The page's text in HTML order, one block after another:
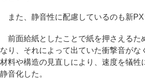
また、静音性に配慮しているのも新PX
前面給紙としたことで紙を押さえるた
なり、それによって出ていた衝撃音がな
材料や構造の見直しにより、速度を犠牲
静音化した。